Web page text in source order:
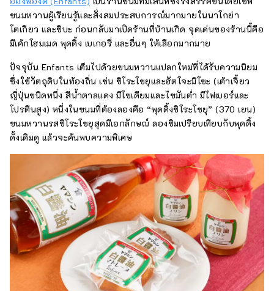
ขนมหวานผู้เรียนรู้และสั่งสมประสบการณ์มากมายในนาโกย่า
โตเกียว และชิบะ ก่อนกลับมาเปิดร้านที่บ้านเกิด จุดเด่นของร้านนี้คือ
มีเค้กโฮมเมด พุดดิ้ง เบเกอรี่ และอื่นๆ ให้เลือกมากมาย
ปัจจุบัน Enfants เต็มไปด้วยขนมหวานแปลกใหม่ที่ได้รับความนิยม
ซึ่งใช้วัตถุดิบในท้องถิ่น เช่น ชิโระโชยุและฮัตโจะมิโซะ (เต้าเจี้ยว
ญี่ปุ่นชนิดหนึ่ง สีน้ำตาลแดง มีโซเดียมและไขมันต่ำ มีไฟเบอร์และ
โปรตีนสูง) หนึ่งในขนมที่ต้องลองคือ “พุดดิ้งชิโระโชยุ” (370 เยน)
ขนมหวานรสชิโระโชยุสุดมีเอกลักษณ์ ลองชิมเปรียบเทียบกับพุดดิ้ง
ดั้งเดิมดู แล้วจะค้นพบความพิเศษ